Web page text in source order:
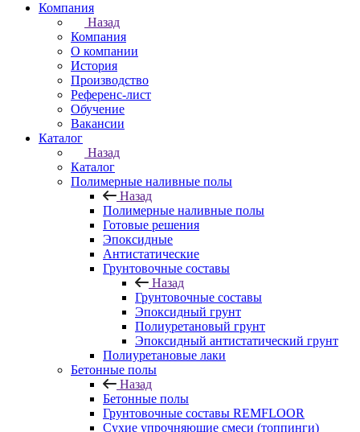
Компания
Назад
Компания
О компании
История
Производство
Референс-лист
Обучение
Вакансии
Каталог
Назад
Каталог
Полимерные наливные полы
Назад
Полимерные наливные полы
Готовые решения
Эпоксидные
Антистатические
Грунтовочные составы
Назад
Грунтовочные составы
Эпоксидный грунт
Полиуретановый грунт
Эпоксидный антистатический грунт
Полиуретановые лаки
Бетонные полы
Назад
Бетонные полы
Грунтовочные составы REMFLOOR
Сухие упрочняющие смеси (топпинги)